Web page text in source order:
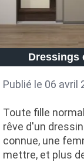
Dressings
Publié le 06 avril
Toute fille
rêve d'un
connue, une
mettre, et plus